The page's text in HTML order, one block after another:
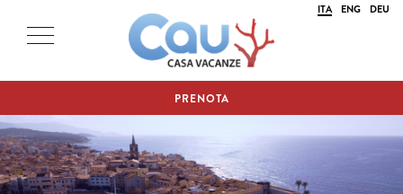
PRENOTA
ITA ENG DEU